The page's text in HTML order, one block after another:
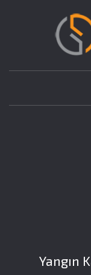
Yangın